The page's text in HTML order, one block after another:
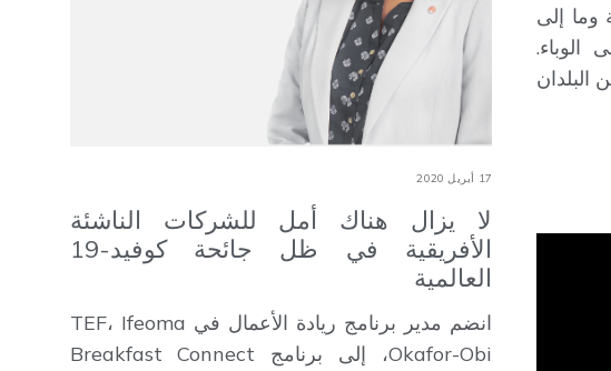
وما إلى
البلدان
17 أبريل 2020
لا يزال هناك أمل للشركات الناشئة
الأفريقية في ظل جائحة كوفيد-19
العالمية
انضم مدير برنامج ريادة الأعمال في TEF، Ifeoma
Okafor-Obi، إلى برنامج Breakfast Connect